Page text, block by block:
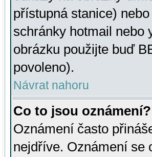
přístupná stanice)
schránky hotmail nebo
obrázku použijte buď
povoleno).
Návrat nahoru
Co to jsou oznámení?
Oznámení často
nejdříve. Oznámení se